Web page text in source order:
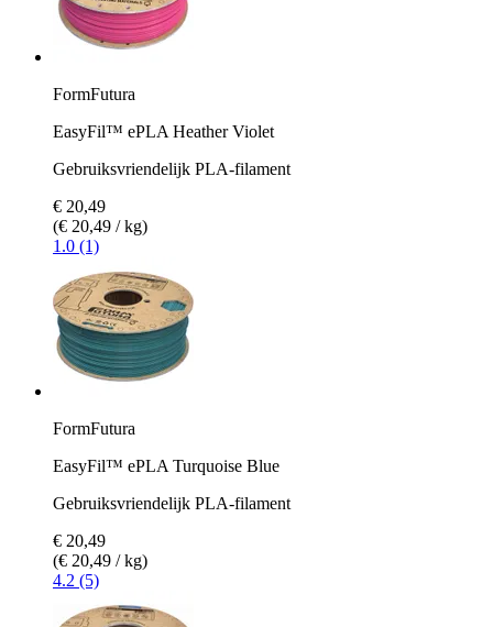
FormFutura
EasyFil™ ePLA Heather Violet
Gebruiksvriendelijk PLA-filament
€ 20,49
(€ 20,49 / kg)
1.0 (1)
FormFutura
EasyFil™ ePLA Turquoise Blue
Gebruiksvriendelijk PLA-filament
€ 20,49
(€ 20,49 / kg)
4.2 (5)